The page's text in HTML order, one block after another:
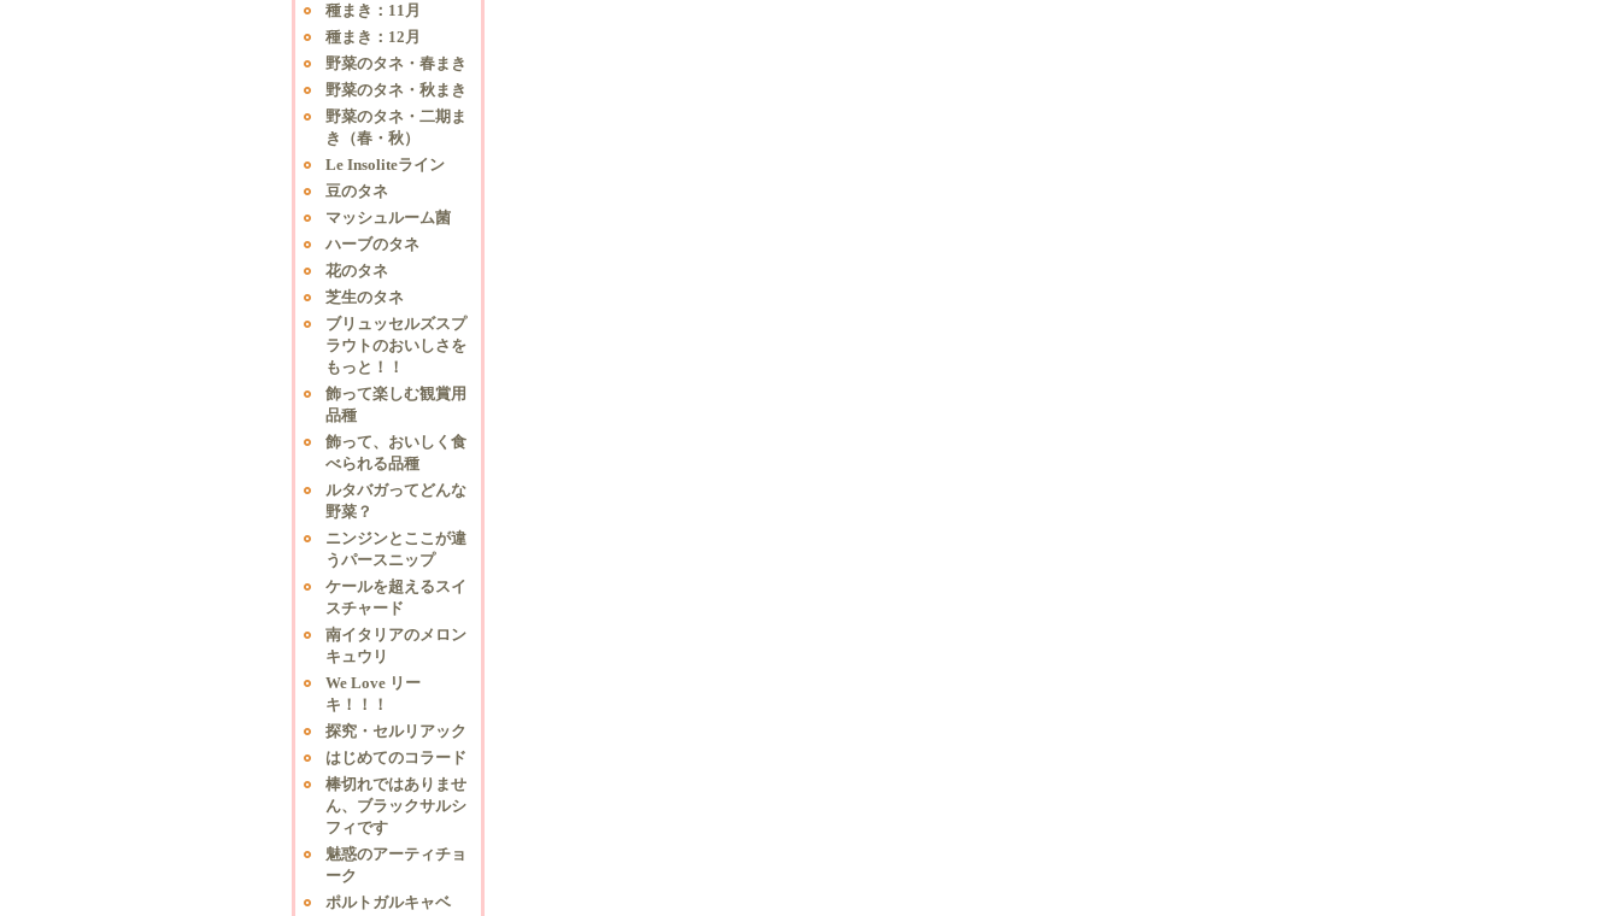
種まき：11月
種まき：12月
野菜のタネ・春まき
野菜のタネ・秋まき
野菜のタネ・二期ま
き（春・秋）
Le Insoliteライン
豆のタネ
マッシュルーム菌
ハーブのタネ
花のタネ
芝生のタネ
ブリュッセルズスプ
ラウトのおいしさを
もっと！！
飾って楽しむ観賞用
品種
飾って、おいしく食
べられる品種
ルタバガってどんな
野菜？
ニンジンとここが違
うパースニップ
ケールを超えるスイ
スチャード
南イタリアのメロン
キュウリ
We Love リー
キ！！！
探究・セルリアック
はじめてのコラード
棒切れではありませ
ん、ブラックサルシ
フィです
魅惑のアーティチョ
ーク
ポルトガルキャベ